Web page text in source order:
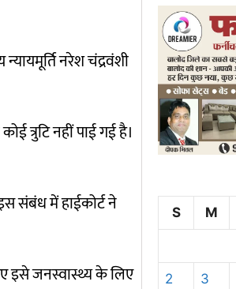
नरेश चंद्रवंशी
त्रुटि नहीं पाई गई है।
संबंध में हाईकोर्ट ने
इसे जनस्वास्थ्य के लिए
S
M
2 3